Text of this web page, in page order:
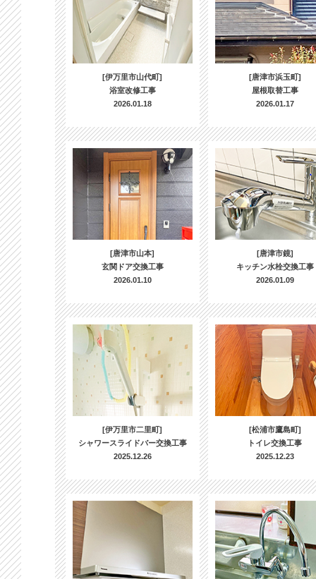
[伊万里市山代町]
浴室改修工事
2026.01.18
[唐津市浜玉町]
屋根取替工事
2026.01.17
[唐津市山本]
玄関ドア交換工事
2026.01.10
[唐津市鏡]
キッチン水栓交換工事
2026.01.09
[伊万里市二里町]
シャワースライドバー交換工事
2025.12.26
[松浦市鷹島町]
トイレ交換工事
2025.12.23